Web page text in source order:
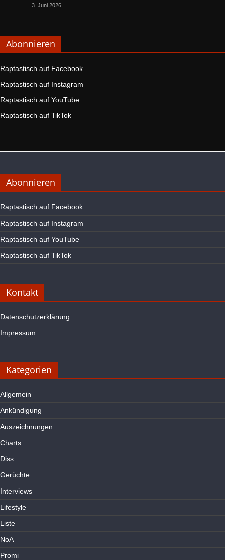
3. Juni 2026
Abonnieren
Raptastisch auf Facebook
Raptastisch auf Instagram
Raptastisch auf YouTube
Raptastisch auf TikTok
Abonnieren
Raptastisch auf Facebook
Raptastisch auf Instagram
Raptastisch auf YouTube
Raptastisch auf TikTok
Kontakt
Datenschutzerklärung
Impressum
Kategorien
Allgemein
Ankündigung
Auszeichnungen
Charts
Diss
Gerüchte
Interviews
Lifestyle
Liste
NoA
Promi